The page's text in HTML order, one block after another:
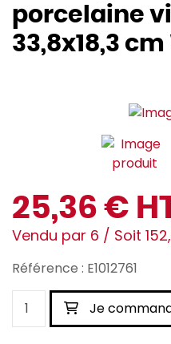
porcelaine
33,8x18,3
25,36 €
Vendu par 6 / Soit
Référence : E1012761
Je